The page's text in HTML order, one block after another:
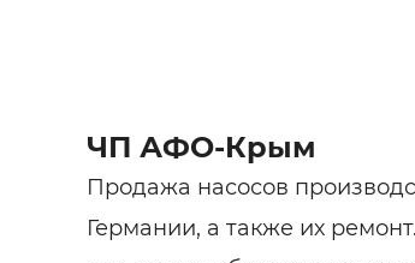
ЧП АФО-Крым
Продажа насосов
Германии, а также их